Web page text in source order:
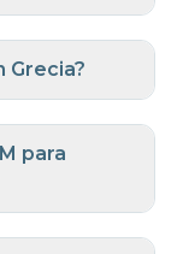
Grecia?
para